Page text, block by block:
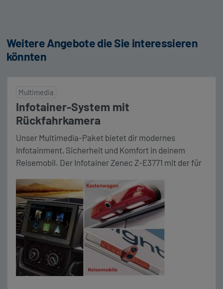
Weitere Angebote die Sie interessieren
könnten
Multimedia
Infotainer-System mit
Rückfahrkamera
Unser Multimedia-Paket bietet dir modernes
Infotainment, Sicherheit und Komfort in deinem
Reisemobil. Der Infotainer Zenec Z-E3771 mit der für
(Kastenwagen oder Reisemobil) bietet Ihnen die
Möglichkeit sich durch Kabelverbung und Apple
CarPlay navigieren zu lassen. Die angezeigte
Rückfahrkamera, die beim einlegen des
Rückwärtsgang automatisch aktiviert wird, bietet
Übersicht bei Rangieren und […]